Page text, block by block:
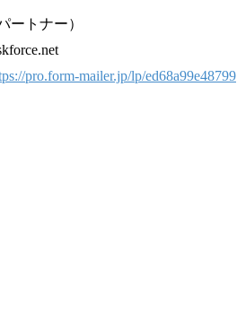
ートナー）
pro.form-mailer.jp/lp/ed68a99e48799